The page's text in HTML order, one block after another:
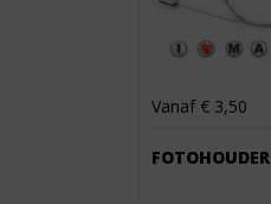
Vanaf € 3,50
FOTOHOUDER